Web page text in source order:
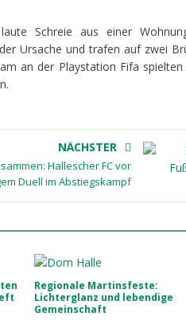
Schreie aus einer
Ursache und trafen auf zwei
an der Playstation Fifa spielten
NÄCHSTER
Hallescher FC vor
Duell im Abstiegskampf
Regionale Martinsfeste:
Lichterglanz und lebendige
Gemeinschaft